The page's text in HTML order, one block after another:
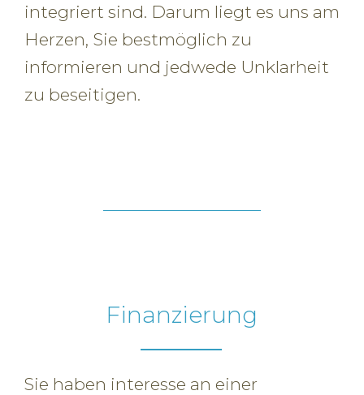
integriert sind. Darum liegt es uns am
Herzen, Sie bestmöglich zu
informieren und jedwede Unklarheit
zu beseitigen.
Finanzierung
Sie haben interesse an einer